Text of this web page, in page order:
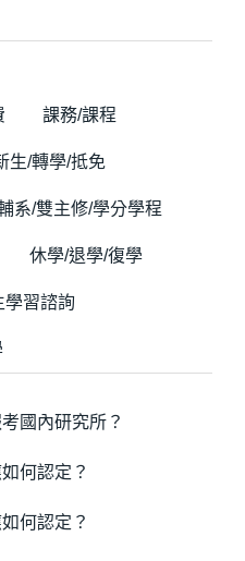
課務/課程
生/轉學/抵免
系/雙主修/學分學程
休學/退學/復學
學習諮詢
國內研究所？
何認定？
何認定？